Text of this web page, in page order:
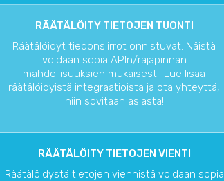
RÄÄTÄLÖITY TIETOJEN TUONTI
Räätälöidyt tiedonsiirrot onnistuvat. Näistä
voidaan sopia APIn/rajapinnan
mahdollisuuksien mukaisesti. Lue lisää
räätälöidyistä integraatioista ja ota yhteyttä,
niin sovitaan asiasta!
RÄÄTÄLÖITY TIETOJEN VIENTI
Räätälöidystä tietojen viennistä voidaan sopia